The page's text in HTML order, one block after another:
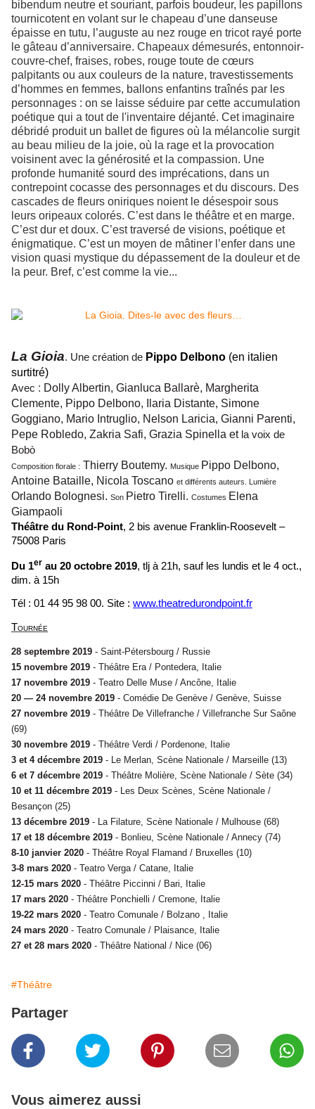
bibendum neutre et souriant, parfois boudeur, les papillons
tournicotent en volant sur le chapeau d’une danseuse
épaisse en tutu, l’auguste au nez rouge en tricot rayé porte
le gâteau d’anniversaire. Chapeaux démesurés, entonnoir-
couvre-chef, fraises, robes, rouge toute de cœurs
palpitants ou aux couleurs de la nature, travestissements
d’hommes en femmes, ballons enfantins traînés par les
personnages : on se laisse séduire par cette accumulation
poétique qui a tout de l'inventaire déjanté. Cet imaginaire
débridé produit un ballet de figures où la mélancolie surgit
au beau milieu de la joie, où la rage et la provocation
voisinent avec la générosité et la compassion. Une
profonde humanité sourd des imprécations, dans un
contrepoint cocasse des personnages et du discours. Des
cascades de fleurs oniriques noient le désespoir sous
leurs oripeaux colorés. C’est dans le théâtre et en marge.
C’est dur et doux. C’est traversé de visions, poétique et
énigmatique. C’est un moyen de mâtiner l’enfer dans une
vision quasi mystique du dépassement de la douleur et de
la peur. Bref, c’est comme la vie...
La Gioia. Une création de Pippo Delbono (en italien
surtitré)
Avec : Dolly Albertin, Gianluca Ballarè, Margherita
Clemente, Pippo Delbono, Ilaria Distante, Simone
Goggiano, Mario Intruglio, Nelson Laricia, Gianni Parenti,
Pepe Robledo, Zakria Safi, Grazia Spinella etla voix de
Bobò
Composition florale : Thierry Boutemy. Musique Pippo Delbono,
Antoine Bataille, Nicola Toscano et différents auteurs. Lumière
Orlando Bolognesi. Son Pietro Tirelli. Costumes Elena
Giampaoli
Théâtre du Rond-Point, 2 bis avenue Franklin-Roosevelt –
75008 Paris
Du 1er au 20 octobre 2019, tlj à 21h, sauf les lundis et le 4 oct.,
dim. à 15h
Tél : 01 44 95 98 00. Site : www.theatredurondpoint.fr
Tournée
28 septembre 2019 - Saint-Pétersbourg / Russie
15 novembre 2019 - Théâtre Era / Pontedera, Italie
17 novembre 2019 - Teatro Delle Muse / Ancône, Italie
20 — 24 novembre 2019 - Comédie De Genève / Genève, Suisse
27 novembre 2019 - Théâtre De Villefranche / Villefranche Sur Saône
(69)
30 novembre 2019 - Théâtre Verdi / Pordenone, Italie
3 et 4 décembre 2019 - Le Merlan, Scène Nationale / Marseille (13)
6 et 7 décembre 2019 - Théâtre Molière, Scène Nationale / Sète (34)
10 et 11 décembre 2019 - Les Deux Scènes, Scène Nationale /
Besançon (25)
13 décembre 2019 - La Filature, Scène Nationale / Mulhouse (68)
17 et 18 décembre 2019 - Bonlieu, Scène Nationale / Annecy (74)
8-10 janvier 2020 - Théâtre Royal Flamand / Bruxelles (10)
3-8 mars 2020 - Teatro Verga / Catane, Italie
12-15 mars 2020 - Théâtre Piccinni / Bari, Italie
17 mars 2020 - Théâtre Ponchielli / Cremone, Italie
19-22 mars 2020 - Teatro Comunale / Bolzano , Italie
24 mars 2020 - Teatro Comunale / Plaisance, Italie
27 et 28 mars 2020 - Théâtre National / Nice (06)
#Théâtre
Partager
Vous aimerez aussi